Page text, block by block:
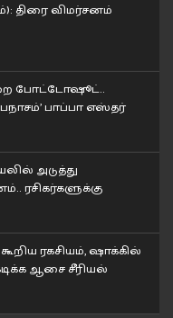
திரை விமர்சனம்
போட்டோஷூட்..
பாப்பா எஸ்தர்
அடுத்து
ரசிகர்களுக்கு
ரகசியம், ஷாக்கில்
ஆசை சீரியல்